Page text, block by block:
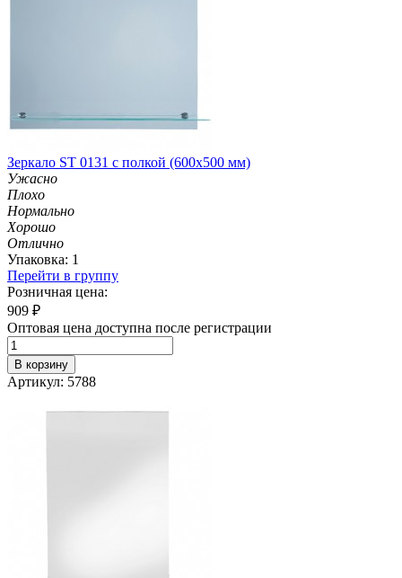
Зеркало ST 0131 с полкой (600х500 мм)
Ужасно
Плохо
Нормально
Хорошо
Отлично
Упаковка: 1
Перейти в группу
Розничная цена:
909 ₽
Оптовая цена доступна после регистрации
В корзину
Артикул: 5788